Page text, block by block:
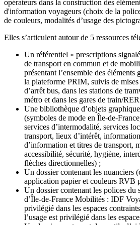
opérateurs dans la construction des
d'information voyageurs (choix de la
de couleurs, modalités d’usage des
Elles s’articulent autour de 5 ressources
Un référentiel « prescriptions
de transport en commun et de
présentant l’ensemble des
la plateforme PRIM, suivis de
d’arrêt bus, dans les stations de
métro et dans les gares de train/
Une bibliothèque d’objets
(symboles de mode en Île-de-
services d’intermodalité, services
transport, lieux d’intérêt,
d’information et titres de transport,
accessibilité, sécurité, hygiène,
flèches directionnelles) ;
Un dossier contenant les nuanciers
application papier et couleurs RVB
Un dossier contenant les polices du
d’Île-de-France Mobilités : IDF
privilégié dans les espaces
l’usage est privilégié dans les